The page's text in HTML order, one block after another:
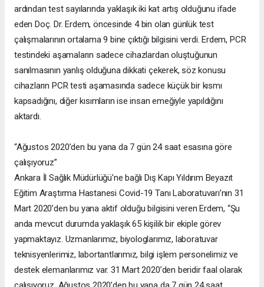
ardından test sayılarında yaklaşık iki kat artış olduğunu ifade
eden Doç. Dr. Erdem, öncesinde 4 bin olan günlük test
çalışmalarının ortalama 9 bine çıktığı bilgisini verdi. Erdem, PCR
testindeki aşamaların sadece cihazlardan oluştuğunun
sanılmasının yanlış olduğuna dikkati çekerek, söz konusu
cihazların PCR testi aşamasında sadece küçük bir kısmı
kapsadığını, diğer kısımların ise insan emeğiyle yapıldığını
aktardı.
“Ağustos 2020’den bu yana da 7 gün 24 saat esasına göre
çalışıyoruz”
Ankara İl Sağlık Müdürlüğü’ne bağlı Dış Kapı Yıldırım Beyazıt
Eğitim Araştırma Hastanesi Covid-19 Tanı Laboratuvarı’nın 31
Mart 2020’den bu yana aktif olduğu bilgisini veren Erdem, “Şu
anda mevcut durumda yaklaşık 65 kişilik bir ekiple görev
yapmaktayız. Uzmanlarımız, biyologlarımız, laboratuvar
teknisyenlerimiz, labortantlarımız, bilgi işlem personelimiz ve
destek elemanlarımız var. 31 Mart 2020’den beridir faal olarak